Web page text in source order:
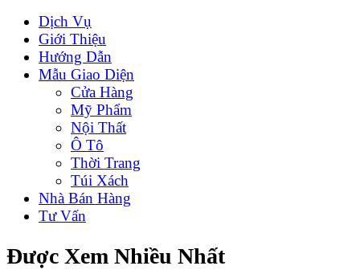
Dịch Vụ
Giới Thiệu
Hướng Dẫn
Mẫu Giao Diện
Cửa Hàng
Mỹ Phẩm
Nội Thất
Ô Tô
Thời Trang
Túi Xách
Nhà Bán Hàng
Tư Vấn
Được Xem Nhiều Nhất